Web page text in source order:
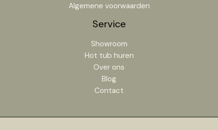
Algemene voorwaarden
Service
Showroom
Hot tub huren
Over ons
Blog
Contact